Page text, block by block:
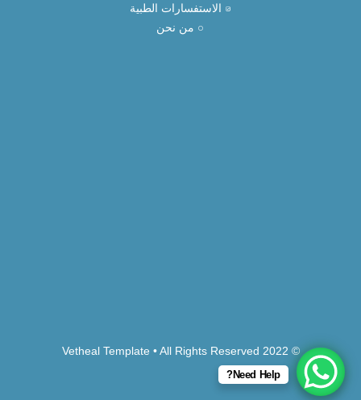
الاستفسارات الطبية
من نحن
© 2022 Vetheal Template • All Rights Reserved
Need Help?